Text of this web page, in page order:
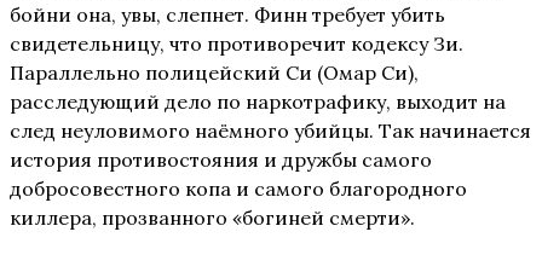
бойни она, увы, слепнет. Финн требует убить
свидетельницу, что противоречит кодексу Зи.
Параллельно полицейский Си (Омар Си),
расследующий дело по наркотрафику, выходит на
след неуловимого наёмного убийцы. Так начинается
история противостояния и дружбы самого
добросовестного копа и самого благородного
киллера, прозванного «богиней смерти».